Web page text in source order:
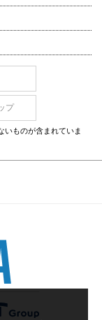
プ
いものが含まれていま